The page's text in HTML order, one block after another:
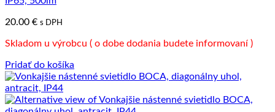
20.00 € s DPH
Skladom u výrobcu ( o dobe dodania budete informovaní )
Pridať do košíka